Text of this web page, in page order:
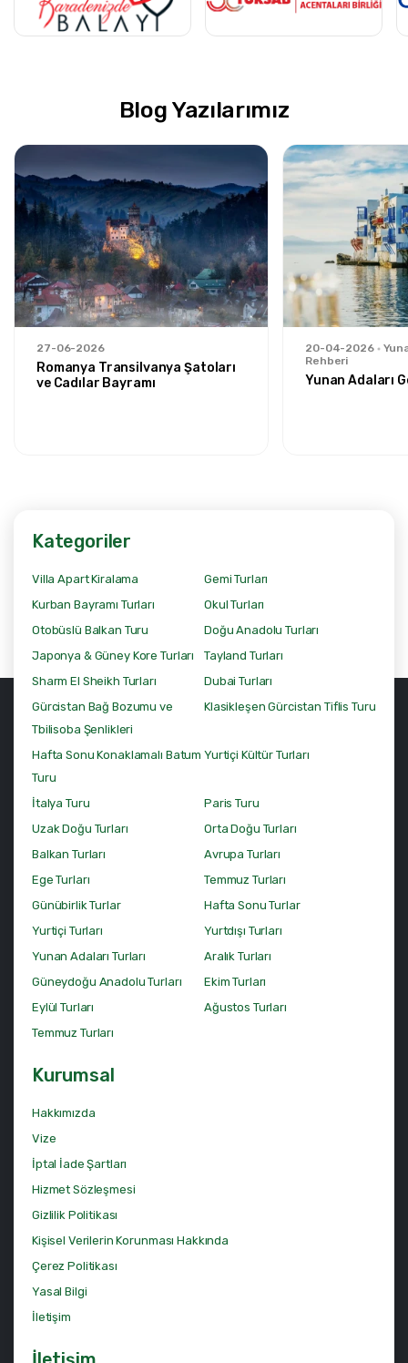
Blog Yazılarımız
27-06-2026
Romanya Transilvanya Şatoları
ve Cadılar Bayramı
20-04-2026
Rehberi
Yunan Adaları
Kategoriler
Villa Apart Kiralama
Gemi Turları
Kurban Bayramı Turları
Okul Turları
Otobüslü Balkan Turu
Doğu Anadolu Turları
Japonya & Güney Kore Turları
Tayland Turları
Sharm El Sheikh Turları
Dubai Turları
Gürcistan Bağ Bozumu ve
Tbilisoba Şenlikleri
Klasikleşen Gürcistan Tiflis Turu
Hafta Sonu Konaklamalı Batum
Turu
Yurtiçi Kültür Turları
İtalya Turu
Paris Turu
Uzak Doğu Turları
Orta Doğu Turları
Balkan Turları
Avrupa Turları
Ege Turları
Temmuz Turları
Günübirlik Turlar
Hafta Sonu Turlar
Yurtiçi Turları
Yurtdışı Turları
Yunan Adaları Turları
Aralık Turları
Güneydoğu Anadolu Turları
Ekim Turları
Eylül Turları
Ağustos Turları
Temmuz Turları
Kurumsal
Hakkımızda
Vize
İptal İade Şartları
Hizmet Sözleşmesi
Gizlilik Politikası
Kişisel Verilerin Korunması Hakkında
Çerez Politikası
Yasal Bilgi
İletişim